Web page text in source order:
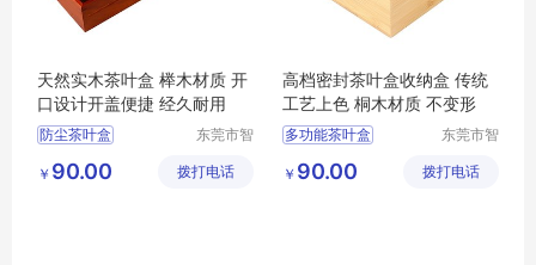
天然实木茶叶盒 榉木材质 开
口设计开盖便捷 经久耐用
防尘茶叶盒
多功能茶叶盒
东莞市智
限公司
￥ 90.00 拨打电话
高档密封茶叶盒收纳盒 传统
工艺上色 桐木材质 不变形
多功能茶叶盒
防尘茶叶盒
东莞市智
限公司
￥ 90.00 拨打电话